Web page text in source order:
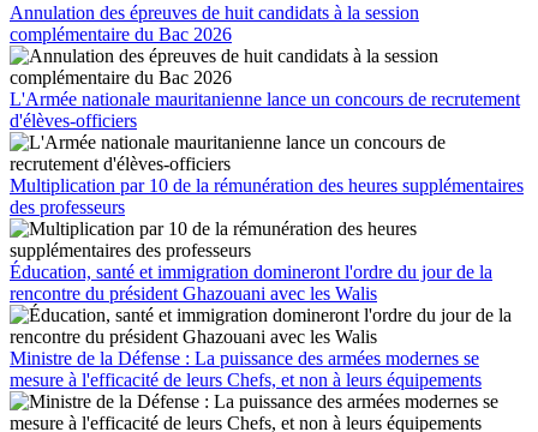
Annulation des épreuves de huit candidats à la session
complémentaire du Bac 2026
L'Armée nationale mauritanienne lance un concours de recrutement
d'élèves-officiers
Multiplication par 10 de la rémunération des heures supplémentaires
des professeurs
Éducation, santé et immigration domineront l'ordre du jour de la
rencontre du président Ghazouani avec les Walis
Ministre de la Défense : La puissance des armées modernes se
mesure à l'efficacité de leurs Chefs, et non à leurs équipements